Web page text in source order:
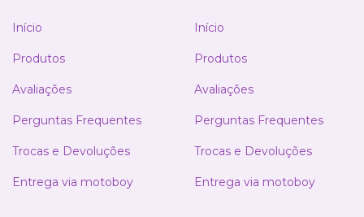
Início
Produtos
Avaliações
Perguntas Frequentes
Trocas e Devoluções
Entrega via motoboy
Início
Produtos
Avaliações
Perguntas Frequentes
Trocas e Devoluções
Entrega via motoboy